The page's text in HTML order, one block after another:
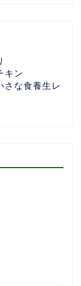
キン
さな食養生レ